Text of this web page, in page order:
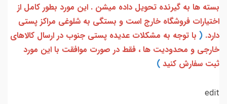
بسته ها به گیرنده تحویل داده میشن . این مورد بطور کامل از
اختیارات فروشگاه خارج است و بستگی به شلوغی مراکز پستی
دارد. ( با توجه به مشکلات عدیده پستی جنوب در ارسال کالاهای
خارجی و محدودیت ها ، فقط در صورت موافقت با این مورد
ثبت سفارش کنید )
edit